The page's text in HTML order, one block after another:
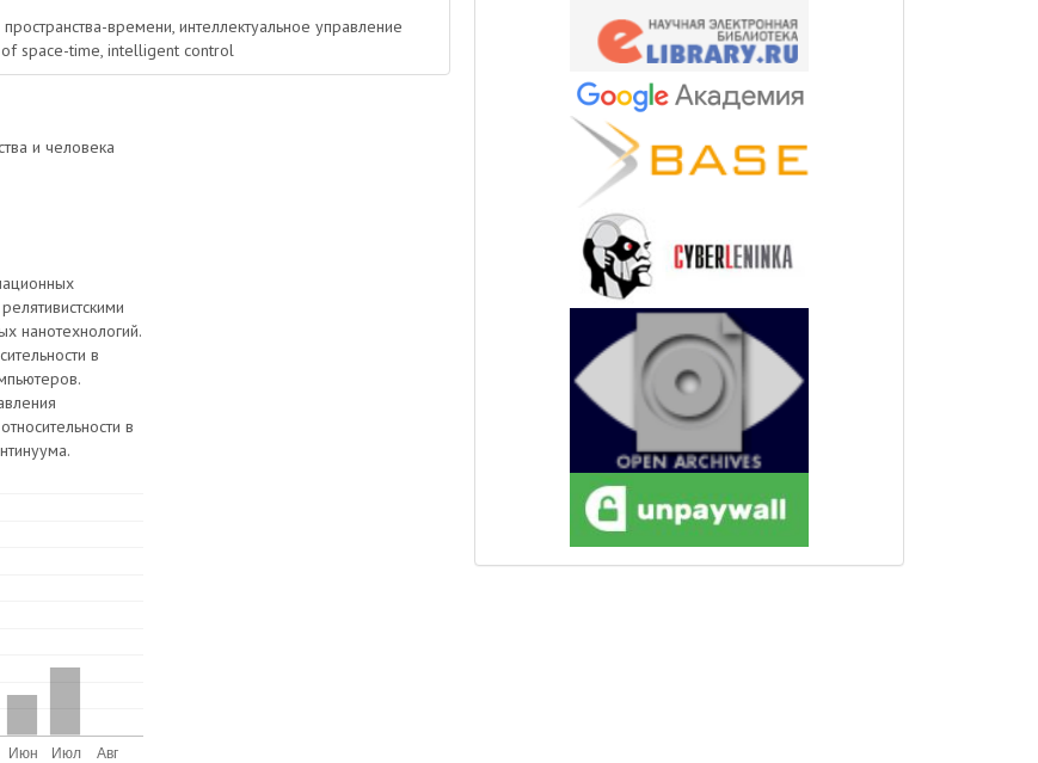
времени, интеллектуальное управление
space-time, intelligent control
и человека
нанотехнологий.
в
в